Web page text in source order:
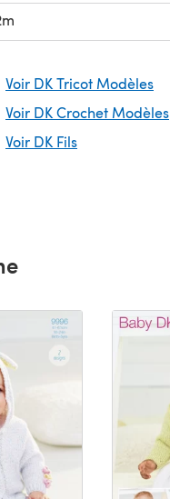
Voir DK Tricot Modèles
Voir DK Crochet Modèles
Voir DK Fils